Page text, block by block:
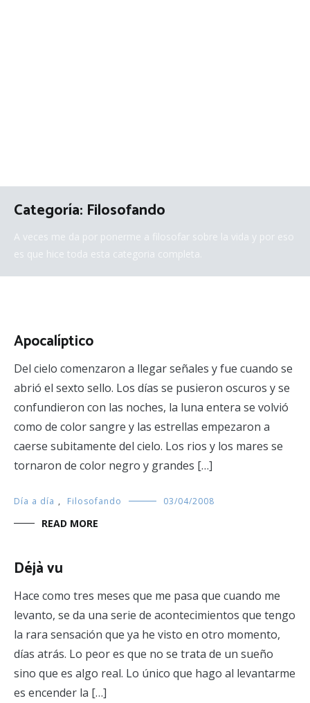
Categoría: Filosofando
A veces me da por ponerme a filosofar sobre la vida y por eso
es que hice toda esta categoria completa.
Apocalíptico
Del cielo comenzaron a llegar señales y fue cuando se
abrió el sexto sello. Los días se pusieron oscuros y se
confundieron con las noches, la luna entera se volvió
como de color sangre y las estrellas empezaron a
caerse subitamente del cielo. Los rios y los mares se
tornaron de color negro y grandes […]
Día a día , Filosofando 03/04/2008
READ MORE
Déjà vu
Hace como tres meses que me pasa que cuando me
levanto, se da una serie de acontecimientos que tengo
la rara sensación que ya he visto en otro momento,
días atrás. Lo peor es que no se trata de un sueño
sino que es algo real. Lo único que hago al levantarme
es encender la […]